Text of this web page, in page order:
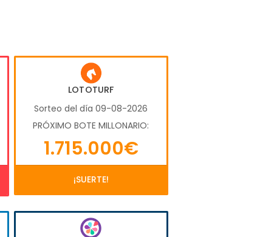
LOTOTURF
Sorteo del día 09-08-2026
PRÓXIMO BOTE MILLONARIO:
1.715.000€
¡SUERTE!